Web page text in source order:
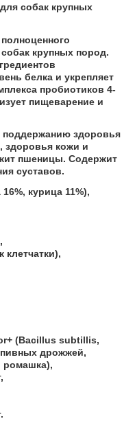
собак крупных
крупных пород.
белка и укрепляет
пробиотиков 4-
пищеварение и
поддержанию здоровья
здоровья кожи и
пшеницы. Содержит
суставов.
курица 11%),
клетчатки),
(Bacillus subtillis,
дрожжей,
ромашка),